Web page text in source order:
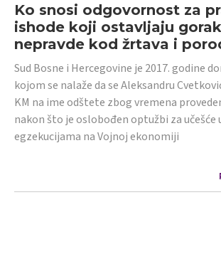
Ko snosi odgovornost za
ishode koji ostavljaju
nepravde kod žrtava i
Sud Bosne i Hercegovine je 2017. godine
kojom se nalaže da se Aleksandru
KM na ime odštete zbog vremena
nakon što je oslobođen optužbi za učešće
egzekucijama na Vojnoj ekonomiji